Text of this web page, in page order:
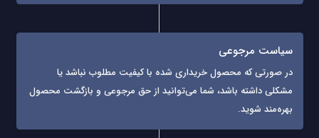
سیاست مرجوعی
در صورتی که محصول خریداری شده با کیفیت مطلوب نباشد یا
مشکلی داشته باشد، شما می‌توانید از حق مرجوعی و بازگشت محصول
بهره‌مند شوید.